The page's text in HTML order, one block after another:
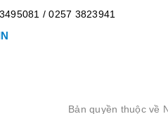
/0257 3823941
Bản quyền thuộc về